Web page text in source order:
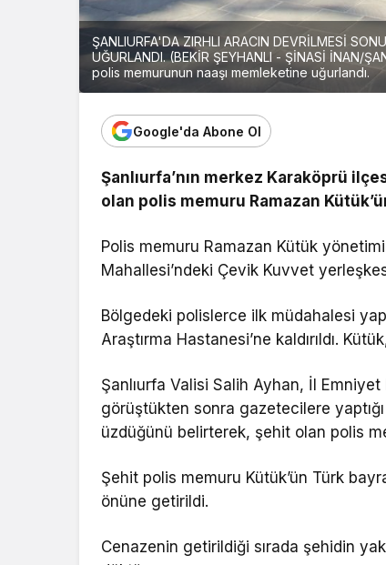
ŞANLIURFA'DA ZIRHLI ARACIN DEVRİLMESİ
UĞURLANDI. (BEKİR ŞEYHANLI - ŞİNASİ İNAN/
polis memurunun naaşı memleketine uğurlandı.
Google'da Abone Ol
Şanlıurfa’nın merkez Karaköprü
olan polis memuru Ramazan
Polis memuru Ramazan Kütük
Mahallesi’ndeki Çevik Kuvvet
Bölgedeki polislerce ilk müdahalesi
Araştırma Hastanesi’ne kaldırıldı.
Şanlıurfa Valisi Salih Ayhan, İl
görüştükten sonra gazetecilere
üzdüğünü belirterek, şehit olan polis
Şehit polis memuru Kütük’ün Türk
önüne getirildi.
Cenazenin getirildiği sırada şehidin